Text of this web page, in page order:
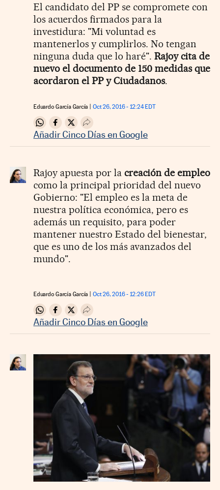
El candidato del PP se compromete con
los acuerdos firmados para la
investidura: "Mi voluntad es
mantenerlos y cumplirlos. No tengan
ninguna duda que lo haré". Rajoy cita de
nuevo el documento de 150 medidas que
acordaron el PP y Ciudadanos.
Eduardo García García Oct 26, 2016 - 12:24 EDT
Compartir en Whatsapp
Compartir en Facebook
Compartir en Twitter
Desplegar Redes Sociales
Añadir Cinco Días en Google
Rajoy apuesta por la creación de empleo
como la principal prioridad del nuevo
Gobierno: "El empleo es la meta de
nuestra política económica, pero es
además un requisito, para poder
mantener nuestro Estado del bienestar,
que es uno de los más avanzados del
mundo".
Eduardo García García Oct 26, 2016 - 12:26 EDT
Compartir en Whatsapp
Compartir en Facebook
Compartir en Twitter
Desplegar Redes Sociales
Añadir Cinco Días en Google